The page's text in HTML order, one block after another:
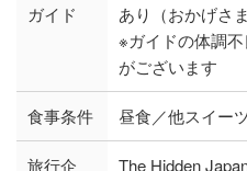
ガイド
あり（おかげさ
※ガイドの体調
がございます
食事条件 昼食／他スイー
旅行企 The Hidden